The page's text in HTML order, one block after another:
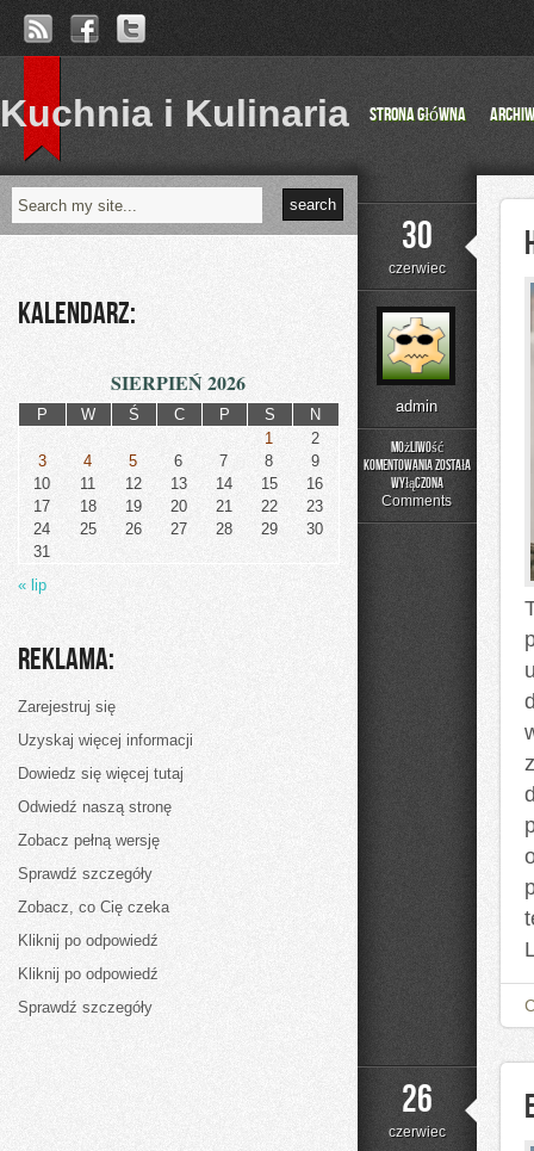
Kuchnia i Kulinaria Strona główna
30
czerwiec
admin
Możliwość
komentowania
Historia
Przemysłu
została
wyłączona
Comments
26
czerwiec
Kalendarz:
SIERPIEŃ 2026
P W Ś C P S
N
1
2
3
4 5 6 7 8
9
10
11 12 13 14 15
16
17
18 19 20 21 22
23
24
25 26 27 28 29
30
31
« lip
Reklama:
Zarejestruj się
Uzyskaj więcej informacji
Dowiedz się więcej tutaj
Odwiedź naszą stronę
Zobacz pełną wersję
Sprawdź szczegóły
Zobacz, co Cię czeka
Kliknij po odpowiedź
Kliknij po odpowiedź
Sprawdź szczegóły